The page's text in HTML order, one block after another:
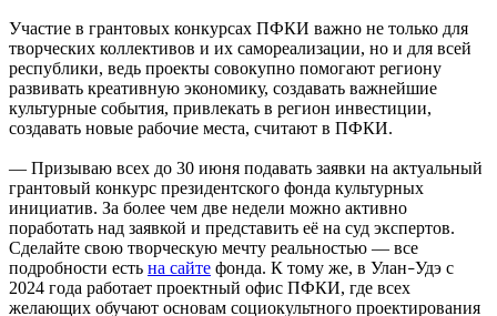
Участие в грантовых конкурсах ПФКИ важно не только для
творческих коллективов и их самореализации, но и для всей
республики, ведь проекты совокупно помогают региону
развивать креативную экономику, создавать важнейшие
культурные события, привлекать в регион инвестиции,
создавать новые рабочие места, считают в ПФКИ.
— Призываю всех до 30 июня подавать заявки на актуальный
грантовый конкурс президентского фонда культурных
инициатив. За более чем две недели можно активно
поработать над заявкой и представить её на суд экспертов.
Сделайте свою творческую мечту реальностью — все
подробности есть на сайте фонда. К тому же, в Улан–Удэ с
2024 года работает проектный офис ПФКИ, где всех
желающих обучают основам социокультного проектирования